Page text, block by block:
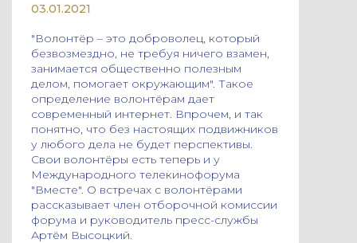
03.01.2021
"Волонтёр – это доброволец, который
безвозмездно, не требуя ничего взамен,
занимается общественно полезным
делом, помогает окружающим". Такое
определение волонтёрам дает
современный интернет. Впрочем, и так
понятно, что без настоящих подвижников
у любого дела не будет перспективы.
Свои волонтёры есть теперь и у
Международного телекинофорума
"Вместе". О встречах с волонтёрами
рассказывает член отборочной комиссии
форума и руководитель пресс-службы
Артём Высоцкий.